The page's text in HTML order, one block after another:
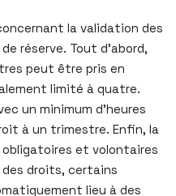
la validation des
réserve. Tout d’abord,
peut être pris en
limité à quatre.
un minimum d’heures
à un trimestre. Enfin, la
et volontaires
des droits, certains
lieu à des